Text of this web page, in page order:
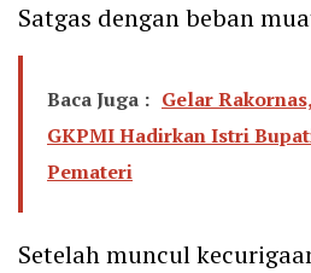
Satgas dengan beban
Baca Juga : Gelar
GKPMI Hadirkan Istri
Pemateri
Setelah muncul